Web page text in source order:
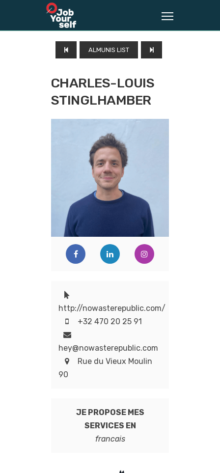
ALMUNIS LIST
CHARLES-LOUIS
STINGLHAMBER
http://nowasterepublic.com/
+32 470 20 25 91
hey@nowasterepublic.com
Rue du Vieux Moulin
90
JE PROPOSE MES
SERVICES EN
francais